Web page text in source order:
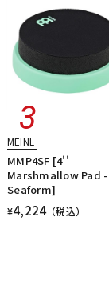
MEINL
MMP4SF [4''
Marshmallow Pad -
Seaform]
¥4,224（税込）